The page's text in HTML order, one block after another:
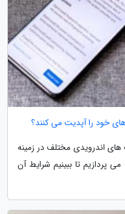
خود را آپدیت می کنند؟
اندرویدی مختلف در زمینه
پردازیم تا ببینیم شرایط آن